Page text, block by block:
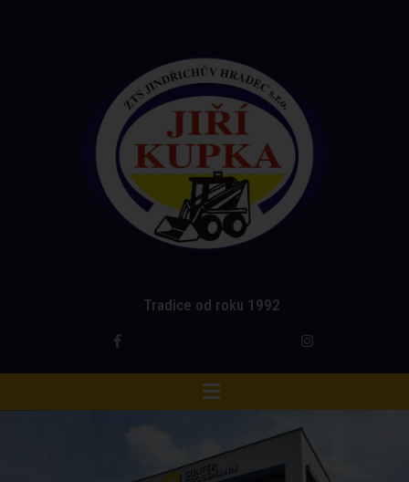
Tradice od roku 1992